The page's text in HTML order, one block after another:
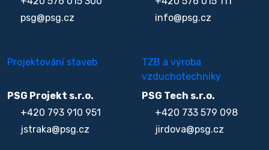
psg@psg.cz
info@psg.cz
Projektování staveb
PSG Projekt s.r.o.
+420 793 910 951
jstraka@psg.cz
TZB a výroba
vzduchotechniky
PSG Tech s.r.o.
+420 733 579 098
jirdova@psg.cz